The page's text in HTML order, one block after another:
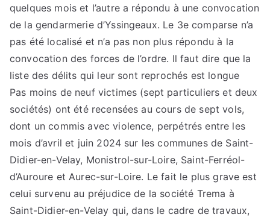
quelques mois et l’autre a répondu à une convocation
de la gendarmerie d’Yssingeaux. Le 3e comparse n’a
pas été localisé et n’a pas non plus répondu à la
convocation des forces de l’ordre. Il faut dire que la
liste des délits qui leur sont reprochés est longue
Pas moins de neuf victimes (sept particuliers et deux
sociétés) ont été recensées au cours de sept vols,
dont un commis avec violence, perpétrés entre les
mois d’avril et juin 2024 sur les communes de Saint-
Didier-en-Velay, Monistrol-sur-Loire, Saint-Ferréol-
d’Auroure et Aurec-sur-Loire. Le fait le plus grave est
celui survenu au préjudice de la société Trema à
Saint-Didier-en-Velay qui, dans le cadre de travaux,